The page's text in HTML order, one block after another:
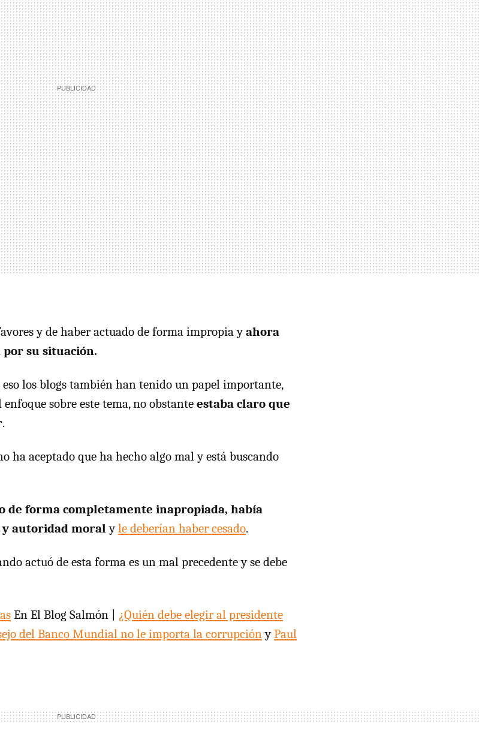
y de haber actuado de forma impropia yahora
su situación.
eso los blogs también han tenido un papel importante,
sobre este tema, no obstante estaba claro que
.
ha aceptado que ha hecho algo mal y está buscando
de forma completamente inapropiada, había
y autoridad moralyle deberían haber cesado.
actuó de esta forma es un mal precedente y se debe
En El Blog Salmón | ¿Quién debe elegir al presidente
del Banco Mundial no le importa la corrupciónyPaul